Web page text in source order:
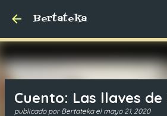
Bertateka
Cuento: Las llaves de
publicado por Bertateka el mayo 21, 2020